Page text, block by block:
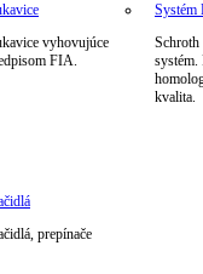
vyhovujúce
FIA.
kvalita.
prepínače